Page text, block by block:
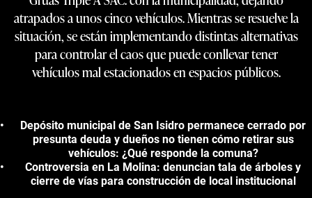
atrapados a unos cinco vehículos. Mientras se resuelve la
situación, se están implementando distintas alternativas
para controlar el caos que puede conllevar tener
vehículos mal estacionados en espacios públicos.
Depósito municipal de San Isidro permanece cerrado por
presunta deuda y dueños no tienen cómo retirar sus
vehículos: ¿Qué responde la comuna?
Controversia en La Molina: denuncian tala de árboles y
cierre de vías para construcción de local institucional